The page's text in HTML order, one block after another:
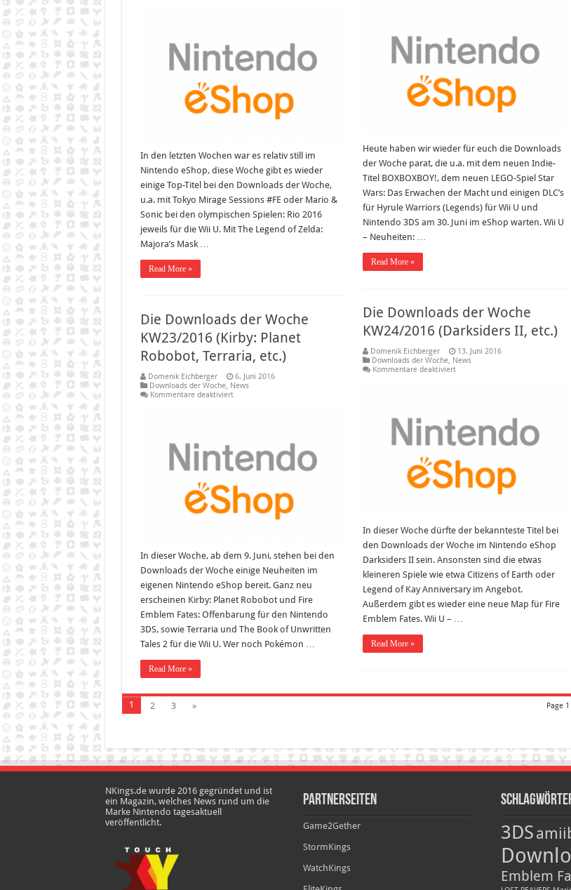
(BOXBOXBOY!,
Lego
Star
etc.)
Heute haben wir wieder für euch die Downloads
der Woche parat, die u.a. mit dem neuen Indie-
Titel BOXBOXBOY!, dem neuen LEGO-Spiel Star
Wars: Das Erwachen der Macht und einigen DLC’s
für Hyrule Warriors (Legends) für Wii U und
Nintendo 3DS am 30. Juni im eShop warten. Wii U
– Neuheiten: …
Read More »
(Tokyo
Mirage
Sessions
Mighty
No.
etc.)
In den letzten Wochen war es relativ still im
Nintendo eShop, diese Woche gibt es wieder
einige Top-Titel bei den Downloads der Woche,
u.a. mit Tokyo Mirage Sessions #FE oder Mario &
Sonic bei den olympischen Spielen: Rio 2016
jeweils für die Wii U. Mit The Legend of Zelda:
Majora’s Mask …
Read More »
Die Downloads der Woche
KW24/2016 (Darksiders II, etc.)
Domenik Eichberger
13. Juni 2016
Downloads der Woche, News
Kommentare deaktiviertfür
(Darksiders
II,
etc.)
In dieser Woche dürfte der bekannteste Titel bei
den Downloads der Woche im Nintendo eShop
Darksiders II sein. Ansonsten sind die etwas
kleineren Spiele wie etwa Citizens of Earth oder
Legend of Kay Anniversary im Angebot.
Außerdem gibt es wieder eine neue Map für Fire
Emblem Fates. Wii U – …
Read More »
Die Downloads der Woche
KW23/2016 (Kirby: Planet
Robobot, Terraria, etc.)
Domenik Eichberger
6. Juni 2016
Downloads der Woche, News
Kommentare deaktiviertfür
(Kirby:
Planet
Robobot,
etc.)
In dieser Woche, ab dem 9. Juni, stehen bei den
Downloads der Woche einige Neuheiten im
eigenen Nintendo eShop bereit. Ganz neu
erscheinen Kirby: Planet Robobot und Fire
Emblem Fates: Offenbarung für den Nintendo
3DS, sowie Terraria und The Book of Unwritten
Tales 2 für die Wii U. Wer noch Pokémon …
Read More »
Page
1 2 3 »
NKings.de wurde 2016 gegründet und ist
ein Magazin, welches News rund um die
Marke Nintendo tagesaktuell
veröffentlicht.
Partnerseiten
Game2Gether
StormKings
WatchKings
3DS
Emblem